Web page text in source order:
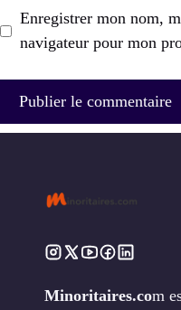
Enregistrer mon nom,
navigateur pour mon
Minoritaires.com